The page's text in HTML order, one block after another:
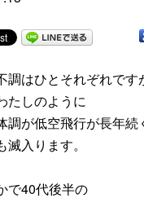
調はひとそれぞれです
たしのように
調が低空飛行が長年続
滅入ります。
で40代後半の